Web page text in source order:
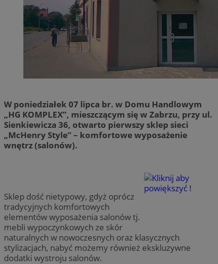
W poniedziałek 07 lipca br. w Domu Handlowym
„HG KOMPLEX”, mieszczącym się w Zabrzu, przy ul.
Sienkiewicza 36, otwarto pierwszy sklep sieci
„McHenry Style” – komfortowe wyposażenie
wnętrz (salonów).
Sklep dość nietypowy, gdyż oprócz
tradycyjnych komfortowych
elementów wyposażenia salonów tj.
mebli wypoczynkowych ze skór
naturalnych w nowoczesnych oraz klasycznych
stylizacjach, nabyć możemy również ekskluzywne
dodatki wystroju salonów.